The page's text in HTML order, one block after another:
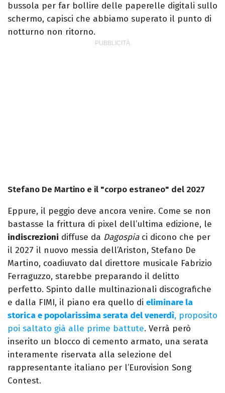
bussola per far bollire delle paperelle digitali sullo
schermo, capisci che abbiamo superato il punto di
notturno non ritorno.
Stefano De Martino e il "corpo estraneo" del 2027
Eppure, il peggio deve ancora venire. Come se non
bastasse la frittura di pixel dell’ultima edizione, le
indiscrezioni diffuse da Dagospiaci dicono che per
il 2027 il nuovo messia dell’Ariston, Stefano De
Martino, coadiuvato dal direttore musicale Fabrizio
Ferraguzzo, starebbe preparando il delitto
perfetto. Spinto dalle multinazionali discografiche
e dalla FIMI, il piano era quello di eliminare la
storica e popolarissima serata del venerdì, proposito
poi saltato già alle prime battute. Verrà però
inserito un blocco di cemento armato, una serata
interamente riservata alla selezione del
rappresentante italiano per l’Eurovision Song
Contest.